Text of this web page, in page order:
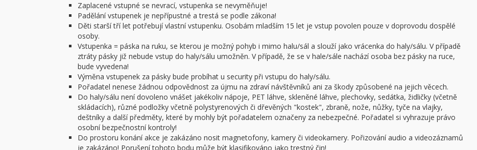
Zaplacené vstupné se nevrací, vstupenka se nevyměňuje!
Padělání vstupenek je nepřípustné a trestá se podle zákona!
Děti starší tří let potřebují vlastní vstupenku. Osobám mladším 15 let je vstup povolen pouze v doprovodu dospělé
osoby.
Vstupenka = páska na ruku, se kterou je možný pohyb i mimo halu/sál a slouží jako vrácenka do haly/sálu. V případě
ztráty pásky již nebude vstup do haly/sálu umožněn. V případě, že se v hale/sále nachází osoba bez pásky na ruce,
bude vyvedena!
Výměna vstupenek za pásky bude probíhat u security při vstupu do haly/sálu.
Pořadatel nenese žádnou odpovědnost za újmu na zdraví návštěvníků ani za škody způsobené na jejich věcech.
Do haly/sálu není dovoleno vnášet jakékoliv nápoje, PET láhve, skleněné láhve, plechovky, sedátka, židličky (včetně
skládacích), různé podložky včetně polystyrenových či dřevěných "kostek", zbraně, nože, nůžky, tyče na vlajky,
deštníky a další předměty, které by mohly být pořadatelem označeny za nebezpečné. Pořadatel si vyhrazuje právo
osobní bezpečnostní kontroly!
Do prostoru konání akce je zakázáno nosit magnetofony, kamery či videokamery. Pořizování audio a videozáznamů
je zakázáno! Porušení tohoto bodu může být klasifikováno jako trestný čin!